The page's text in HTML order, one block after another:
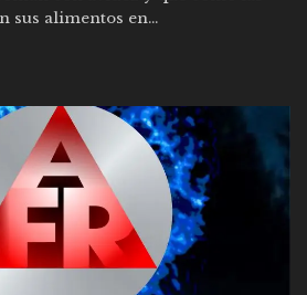
sus alimentos en...